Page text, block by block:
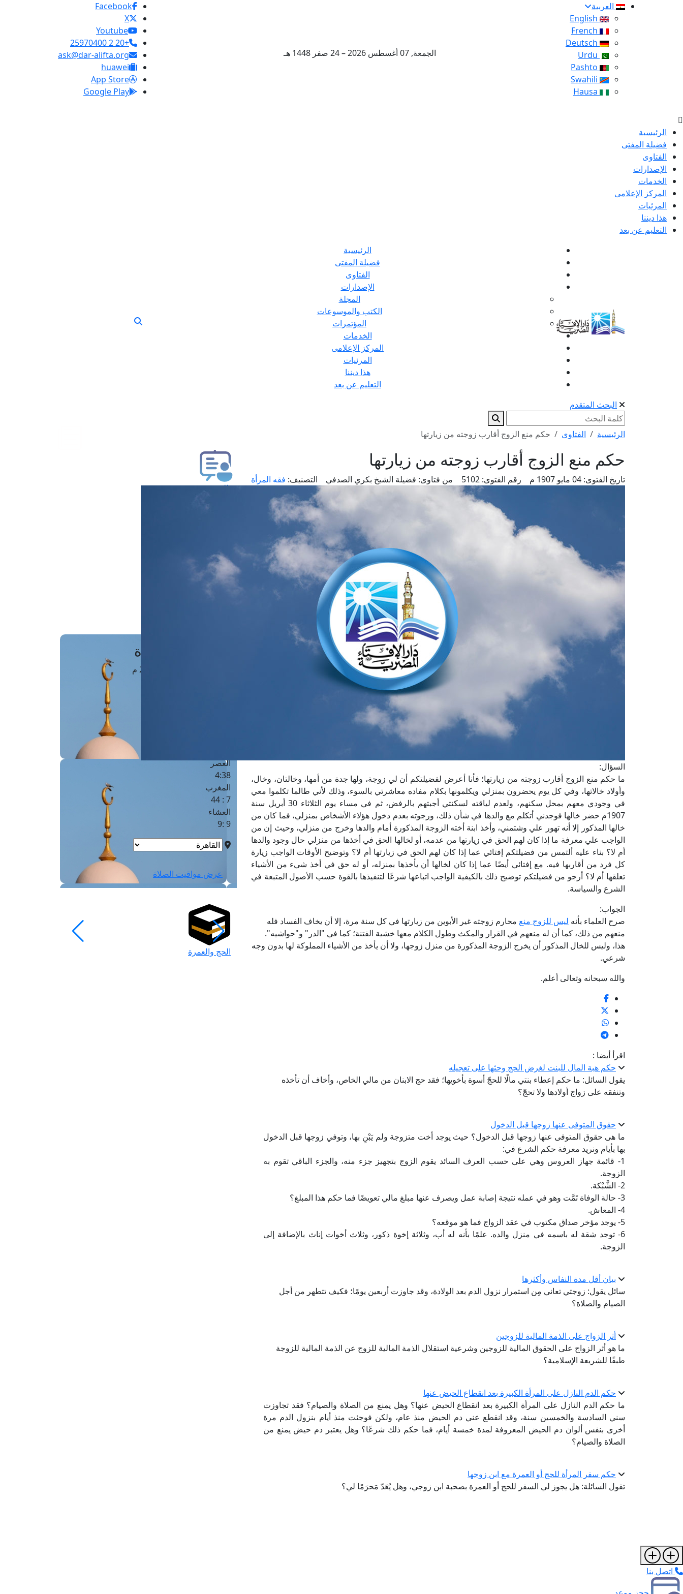
العربية
الجمعة, 07 أغسطس 2026 – 24 صفر 1448 هـ
Facebook
X
Youtube
+20 2 25970400
ask@dar-alifta.org
huawei
App Store
Google Play
الرئيسية
فضيلة المفتى
الفتاوى
الإصدارات
الخدمات
المركز الإعلامى
المرئيات
هذا ديننا
التعليم عن بعد
الرئيسية
فضيلة المفتى
الفتاوى
الإصدارات
المجلة
الكتب والموسوعات
المؤتمرات
الخدمات
المركز الإعلامى
المرئيات
هذا ديننا
التعليم عن بعد
البحث المتقدم
الرئيسية الفتاوى حكم منع الزوج أقارب زوجته من زيارتها
حكم منع الزوج أقارب زوجته من زيارتها
تاريخ الفتوى: رقم الفتوى: 5102 من فتاوى: فضيلة الشيخ بكري الصدفي التصنيف: فقه المرأة
السؤال:
ما حكم منع الزوج أقارب زوجته من زيارتها؛ فأنا أعرض لفضيلتكم أن لي زوجة، ولها جدة من أمها، وخالتان، وخال،
وأولاد خالاتها، وفي كل يوم يحضرون بمنزلي ويكلمونها بكلام مفاده معاشرتي بالسوء، وذلك لأني طالما تكلموا معي
في وجودي معهم بمحل سكنهم، ولعدم لياقته لسكنتي أجبتهم بالرفض، ثم في مساء يوم الثلاثاء 30 أبريل سنة
1907م حضر خالها فوجدني أتكلم مع والدها في شأن ذلك، ورجوته بعدم دخول هؤلاء الأشخاص بمنزلي، فما كان من
خالها المذكور إلا أنه تهور علي وشتمني، وأخذ ابنة أخته الزوجة المذكورة أمام والدها وخرج من منزلي، وحيث إن من
الواجب علي معرفة ما إذا كان لهم الحق في زيارتها من عدمه، أو لخالها الحق في أخذها من منزلي حال وجود والدها
أم لا؟ بناء عليه ألتمس من فضيلتكم إفتائي عما إذا كان لهم الحق في زيارتها أم لا؟ وتوضيح الأوقات الواجب زيارة
كل فرد من أقاربها فيه. مع إفتائي أيضًا عما إذا كان لخالها أن يأخذها بمنزله، أو له حق في أخذ شيء من الأشياء
تعلقها أم لا؟ أرجو من فضيلتكم توضيح ذلك بالكيفية الواجب اتباعها شرعًا لتنفيذها بالقوة حسب الأصول المتبعة في
الشرع والسياسة.
الجواب:
صرح العلماء بأنه ليس للزوج منع محارم زوجته غير الأبوين من زيارتها في كل سنة مرة، إلا أن يخاف الفساد فله
منعهم من ذلك، كما أن له منعهم في القرار والمكث وطول الكلام معها خشية الفتنة؛ كما في "الدر" و"حواشيه".
هذا، وليس للخال المذكور أن يخرج الزوجة المذكورة من منزل زوجها، ولا أن يأخذ من الأشياء المملوكة لها بدون وجه
شرعي.
والله سبحانه وتعالى أعلم.
اقرأ أيضا :
حكم هبة المال للبنت لغرض الحج وحثها على تعجيله
يقول السائل: ما حكم إعطاء بنتي مالًا للحجّ أسوة بأخويها؛ فقد حج الابنان من مالي الخاص، وأخاف أن تأخذه
وتنفقه على زواج أولادها ولا تحجّ؟
حقوق المتوفى عنها زوجها قبل الدخول
ما هى حقوق المتوفى عنها زوجها قبل الدخول؟ حيث يوجد أخت متزوجة ولم يَبْنِ بها، وتوفي زوجها قبل الدخول
بها بأيام ونريد معرفة حكم الشرع في:
1- قائمة جهاز العروس وهي على حسب العرف السائد يقوم الزوج بتجهيز جزء منه، والجزء الباقي تقوم به
الزوجة.
2- الشَّبْكة.
3- حالة الوفاة تَمَّت وهو في عمله نتيجة إصابة عمل ويصرف عنها مبلغ مالي تعويضًا فما حكم هذا المبلغ؟
4- المعاش.
5- يوجد مؤخر صداق مكتوب في عقد الزواج فما هو موقعه؟
6- توجد شقة له باسمه في منزل والده. علمًا بأنه له أب، وثلاثة إخوة ذكور، وثلاث أخوات إناث بالإضافة إلى
الزوجة.
بيان أقل مدة النفاس وأكثرها
سائل يقول: زوجتي تعاني مِن استمرار نزول الدم بعد الولادة، وقد جاوزت أربعين يومًا؛ فكيف تتطهر من أجل
الصيام والصلاة؟
أثر الزواج على الذمة المالية للزوجين
ما هو أثر الزواج على الحقوق المالية للزوجين وشرعية استقلال الذمة المالية للزوج عن الذمة المالية للزوجة
طبقًا للشريعة الإسلامية؟
حكم الدم النازل على المرأة الكبيرة بعد انقطاع الحيض عنها
ما حكم الدم النازل على المرأة الكبيرة بعد انقطاع الحيض عنها؟ وهل يمنع من الصلاة والصيام؟ فقد تجاوزت
سني السادسة والخمسين سنة، وقد انقطع عني دم الحيض منذ عام، ولكن فوجئت منذ أيام بنزول الدم مرة
أخرى بنفس ألوان دم الحيض المعروفة لمدة خمسة أيام، فما حكم ذلك شرعًا؟ وهل يعتبر دم حيض يمنع من
الصلاة والصيام؟
حكم سفر المرأة للحج أو العمرة مع ابن زوجها
تقول السائلة: هل يجوز لي السفر للحج أو العمرة بصحبة ابن زوجي، وهل يُعَدّ مَحرَمًا لي؟
طلب فتوى
حجز موعد
مَواقِيتُ الصَّـــلاة
العصر
4:38
المغرب
7 : 44
العشاء
9 :9
عرض مواقيت الصلاة
الحج والعمرة
اتصل بنا